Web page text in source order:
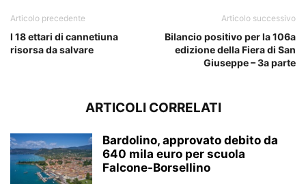
Articolo precedente
I 18 ettari di cannetiuna
risorsa da salvare
Articolo successivo
Bilancio positivo per la 106a
edizione della Fiera di San
Giuseppe – 3a parte
ARTICOLI CORRELATI
Bardolino, approvato debito da
640 mila euro per scuola
Falcone-Borsellino